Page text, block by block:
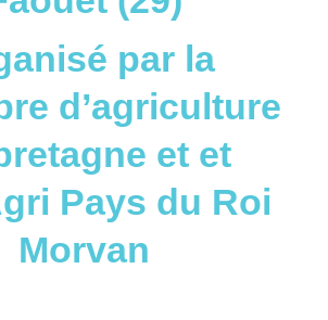
par la
d’agriculture
et et
Pays du Roi
Morvan